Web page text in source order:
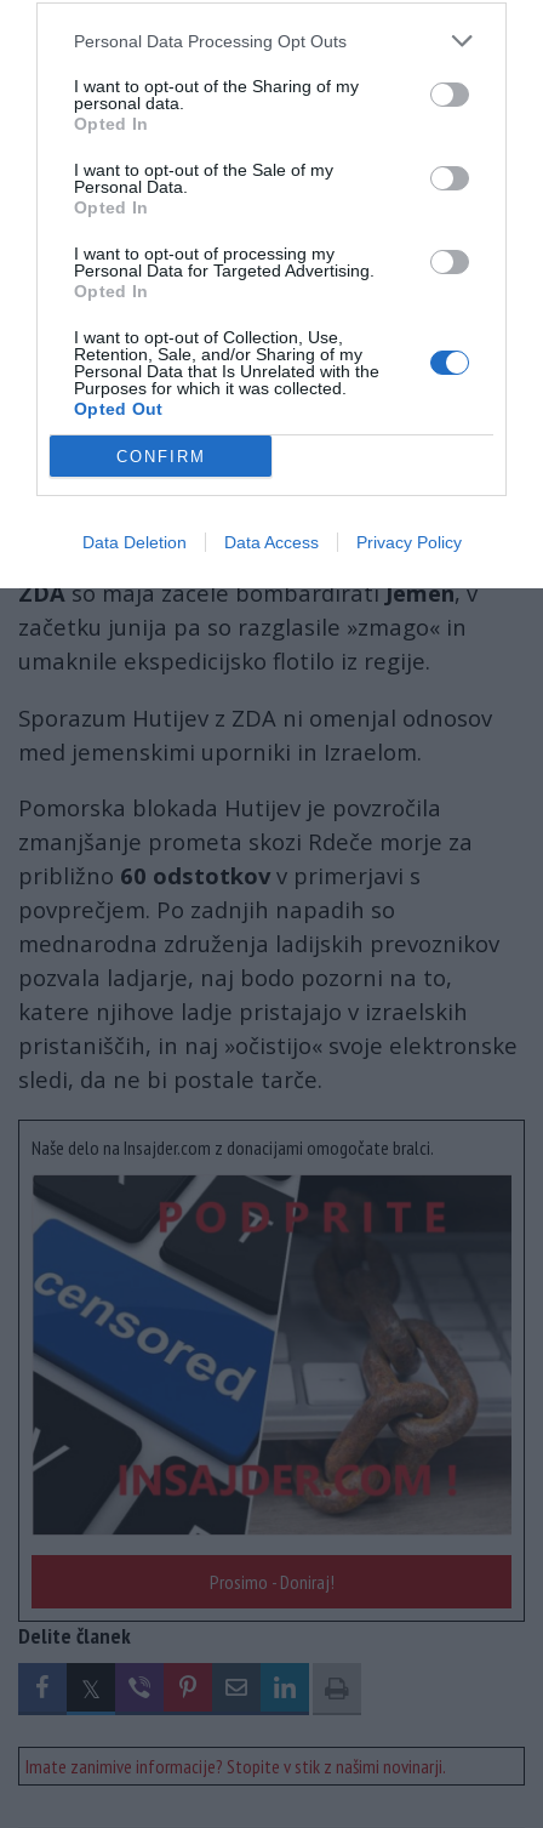
Personal Data Processing Opt Outs
I want to opt-out of the Sharing of my
personal data.
Opted In
I want to opt-out of the Sale of my
Personal Data.
Opted In
I want to opt-out of processing my
Personal Data for Targeted Advertising.
Opted In
I want to opt-out of Collection, Use,
Retention, Sale, and/or Sharing of my
Personal Data that Is Unrelated with the
Purposes for which it was collected.
Opted Out
CONFIRM
Data Deletion Data Access Privacy Policy
pomorskega prometamedPalestino
https://t.co/1uCqjp47id
https://t.co/RI2k3Xb1xQ
— Chocolate Panda (@cryptoknight37)
Ko stabritanska in ameriškamornarica
poskušali posredovati, so se Hutiji odzvali z
Exclusive footage shows the targeting and
sinking of the "MV Star Magic" in the Red Sea,
after its owners violated the Yemeni Armed
Forces' ban on ships heading to Israeli-
ZDAso maja začele bombardiratiJemen, v
začetku junija pa so razglasile »zmago« in
umaknile ekspedicijsko flotilo iz regije.
Sporazum Hutijev z ZDA ni omenjal odnosov
med jemenskimi uporniki in Izraelom.
Pomorska blokada Hutijev je povzročila
zmanjšanje prometa skozi Rdeče morje za
približno 60 odstotkov v primerjavi s
povprečjem. Po zadnjih napadih so
mednarodna združenja ladijskih prevoznikov
pozvala ladjarje, naj bodo pozorni na to,
katere njihove ladje pristajajo v izraelskih
pristaniščih, in naj »očistijo« svoje elektronske
sledi, da ne bi postale tarče.
Naše delo na Insajder.com z donacijami omogočate bralci.
Prosimo - Doniraj!
Delite članek
Imate zanimive informacije? Stopite v stik z našimi novinarji.